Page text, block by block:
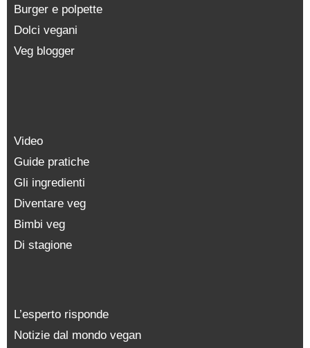
Burger e polpette
Dolci vegani
Veg blogger
Video
Guide pratiche
Gli ingredienti
Diventare veg
Bimbi veg
Di stagione
L’esperto risponde
Notizie dal mondo vegan